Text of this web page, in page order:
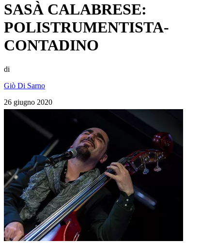
SASÀ CALABRESE:
POLISTRUMENTISTA-
CONTADINO
di
Giò Di Sarno
26 giugno 2020